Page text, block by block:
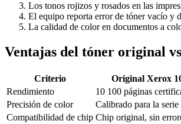
Los tonos rojizos y rosados en las
El equipo reporta error de tóner vacío y
La calidad de color en documentos a
Ventajas del tóner original
Criterio Original Xerox
Rendimiento
10 100 páginas
Precisión de color
Calibrado para la
Compatibilidad de chip Chip original, sin